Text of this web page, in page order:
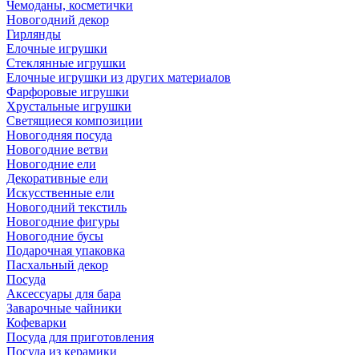
Чемоданы, косметички
Новогодний декор
Гирлянды
Елочные игрушки
Стеклянные игрушки
Елочные игрушки из других материалов
Фарфоровые игрушки
Хрустальные игрушки
Светящиеся композиции
Новогодняя посуда
Новогодние ветви
Новогодние ели
Декоративные ели
Искусственные ели
Новогодний текстиль
Новогодние фигуры
Новогодние бусы
Подарочная упаковка
Пасхальный декор
Посуда
Аксессуары для бара
Заварочные чайники
Кофеварки
Посуда для приготовления
Посуда из керамики